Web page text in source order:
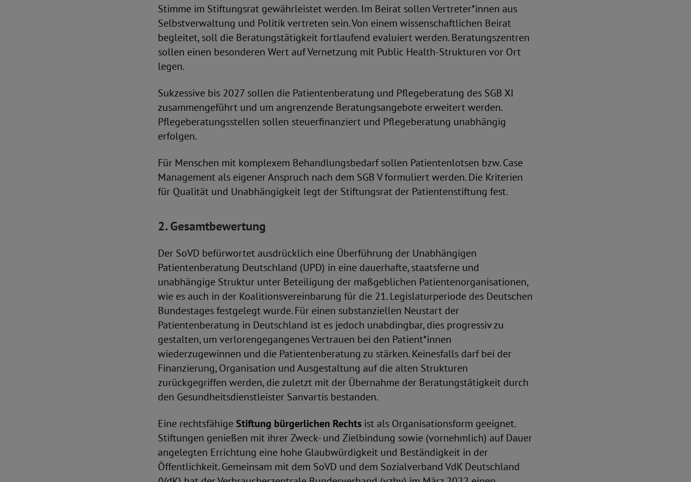
Stimme im Stiftungsrat gewährleistet werden. Im Beirat sollen Vertreter*innen aus
Selbstverwaltung und Politik vertreten sein. Von einem wissenschaftlichen Beirat
begleitet, soll die Beratungstätigkeit fortlaufend evaluiert werden. Beratungszentren
sollen einen besonderen Wert auf Vernetzung mit Public Health-Strukturen vor Ort
legen.
Sukzessive bis 2027 sollen die Patientenberatung und Pflegeberatung des SGB XI
zusammengeführt und um angrenzende Beratungsangebote erweitert werden.
Pflegeberatungsstellen sollen steuerfinanziert und Pflegeberatung unabhängig
erfolgen.
Für Menschen mit komplexem Behandlungsbedarf sollen Patientenlotsen bzw. Case
Management als eigener Anspruch nach dem SGB V formuliert werden. Die Kriterien
für Qualität und Unabhängigkeit legt der Stiftungsrat der Patientenstiftung fest.
2. Gesamtbewertung
Der SoVD befürwortet ausdrücklich eine Überführung der Unabhängigen
Patientenberatung Deutschland (UPD) in eine dauerhafte, staatsferne und
unabhängige Struktur unter Beteiligung der maßgeblichen Patientenorganisationen,
wie es auch in der Koalitionsvereinbarung für die 21. Legislaturperiode des Deutschen
Bundestages festgelegt wurde. Für einen substanziellen Neustart der
Patientenberatung in Deutschland ist es jedoch unabdingbar, dies progressiv zu
gestalten, um verlorengegangenes Vertrauen bei den Patient*innen
wiederzugewinnen und die Patientenberatung zu stärken. Keinesfalls darf bei der
Finanzierung, Organisation und Ausgestaltung auf die alten Strukturen
zurückgegriffen werden, die zuletzt mit der Übernahme der Beratungstätigkeit durch
den Gesundheitsdienstleister Sanvartis bestanden.
Eine rechtsfähige Stiftung bürgerlichen Rechts ist als Organisationsform geeignet.
Stiftungen genießen mit ihrer Zweck- und Zielbindung sowie (vornehmlich) auf Dauer
angelegten Errichtung eine hohe Glaubwürdigkeit und Beständigkeit in der
Öffentlichkeit. Gemeinsam mit dem SoVD und dem Sozialverband VdK Deutschland